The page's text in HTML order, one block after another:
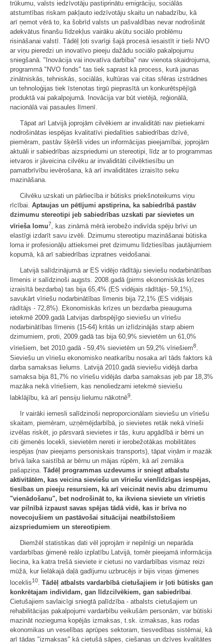
trūkumu, valsts iedzīvotāju pastiprinātu emigrāciju, sociālās
atstumtības riskam pakļauto iedzīvotāju skaitu un nabadzību, kā
arī ņemot vērā to, ka šobrīd valsts un pašvaldības nevar nodrošināt
adekvātus finanšu līdzekļus vairāku akūtu sociālo problēmu
risināšanai valstī. Tādēļ ļoti svarīgi šajā procesā iesaistīt ir tieši NVO
ar viņu pieredzi un inovatīvo pieeju dažādu sociālo pakalpojumu
sniegšanā. "Inovācija vai inovatīva darbība" nav vienota skaidrojuma,
programmā "NVO fonds" tas tiek saprast kā process, kurā jaunas
zinātniskās, tehniskās, sociālās, kultūras vai citas sfēras izstrādnes
un tehnoloģijas tiek īstenotas tirgū pieprasītā un konkurētspējīgā
produktā vai pakalpojumā. Inovācija var būt vietējā, reģionālā,
nacionālā vai pasaules līmenī.
Tāpat arī Latvijā joprojām cilvēkiem ar invaliditāti nav pietiekami
nodrošinātas iespējas kvalitatīvi piedalīties sabiedrības dzīvē,
piemēram, pastāv šķēršli vides un informācijas pieejamībai, joprojām
aktuāli ir sabiedrības aizspriedumi un stereotipi, līdz ar to programmas
ietvaros ir jāveicina cilvēku ar invaliditāti cilvēktiesību un
pamatbrīvību ievērošana, kā arī invaliditātes izraisīto seku
mazināšana.
Cilvēku uzskati un pārliecība ir būtisks priekšnoteikums viņu
rīcībai. Aptaujas un pētījumi apstiprina, ka sabiedrībā pastāv
dzimumu stereotipi jeb sabiedrības uzskati par sievietes un
vīrieša lomu7, kas zināmā mērā ierobežo indivīda spēju brīvi un
elastīgi izdarīt savu izvēli. Dzimumu stereotipu mazināšanai būtiska
loma ir profesionāļu attieksmei pret dzimumu līdztiesības jautājumiem
kopumā, kā arī sabiedrības izpratnes veidošanai.
Latvijā salīdzinājumā ar ES vidējo rādītāju sieviešu nodarbinātības
līmenis ir salīdzinoši augsts. 2008.gadā (pirms ekonomiskās krīzes
izraisītā bezdarba) tas bija 65,4% (ES vidējais rādītājs- 59,1%),
savukārt vīriešu nodarbinātības līmenis bija 72,1% (ES vidējais
rādītājs - 72,8%). Ekonomiskās krīzes un bezdarba pieauguma
ietekmē 2009.gadā Latvijas darbspējīgo sieviešu un vīriešu
nodarbinātības līmenis (15-64) kritās un izlīdzinājās starp abiem
dzimumiem, proti, 2009.gadā tas bija 60,9% sievietēm un 61,0%
vīriešiem, bet 2010.gadā - 59,4% sievietēm un 59,2% vīriešiem8.
Sieviešu un vīriešu ekonomisko neatkarību nosaka arī tāds faktors kā
darba samaksas lielums. Latvijā 2010.gadā sieviešu vidējā darba
samaksa bija 81,7% no vīriešu vidējās darba samaksas jeb par 18,3%
mazāka nekā vīriešiem, kas nenoliedzami ietekmē sieviešu
labklājību, kā arī pensiju lielumu nākotnē9
Ir vairāki iemesli salīdzinoši neproporcionālam sieviešu un vīriešu
skaitam, piemēram, uzņēmējdarbībā, jo sievietes retāk nekā vīrieši
izvēlas riskēt, jo pārsvarā sievietes ir tās, kuru apgādībā ir bērni un
citi ģimenēs locekli, sievietēm nereti ir ierobežotākas mobilitātes
iespējas (nav pieejams personiskais transports), tāpat viņām ir mazāk
brīvā laika saistībā ar bērnu un mājas rūpēm, kā arī zemāka
pašapziņa. Tādēļ programmas uzdevums ir sniegt atbalstu
aktivitātēm, kas veicina sieviešu un vīriešu vienlīdzīgas iespējas,
tiesības un pieeju resursiem, kā arī veicināt nevis abu dzimumu
"vienādošanu", bet nodrošināt to, ka ikviena sieviete un vīrietis
var pilnībā izpaust savas spējas tādā vidē, kas ir brīva no
novecojušiem un pastāvošai situācijai neatbilstošiem
aizspriedumiem un stereotipiem
Diemžēl statistikas dati vēl joprojām ir nepilnīgi un neparāda
vardarbības ģimenē reālo izplatību Latvijā, tomēr pieejamā informācija
liecina, ka katra trešā sieviete ir cietusi no vardarbības vismaz reizi
mūžā, kur lielākajā daļā gadījumu uzbrucējs ir bijis viņas ģimenes
loceklis10. Tādēļ atbalsts vardarbībā cietušajiem ir ļoti būtisks gan
konkrētajam indivīdam, gan līdzcilvēkiem, gan sabiedrībai.
Cietušajiem savlaicīgi sniegtā palīdzība - atbalsts cietušajiem un
rehabilitācijas pakalpojumi vardarbību veikušām personām, var būtiski
mazināt nozieguma kopējās izmaksas, t.sk. izmaksas, kas rodas
ekonomikas un veselības aprūpes sektoram, tiesvedības sistēmai, kā
arī tādas "izmaksas" kā cietušā sāpes, ciešanas un dzīves kvalitātes